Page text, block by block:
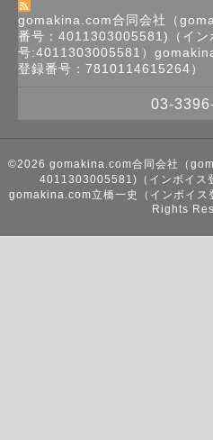
gomakina.com合同会社（
番号：4011303005581)（イン
号:4011303005581）
登録番号：7810114615264）
03-
©2026 gomakina.com合同会社（
4011303005581)（インボイス
gomakina.com立橋一史（インボイス
Rights